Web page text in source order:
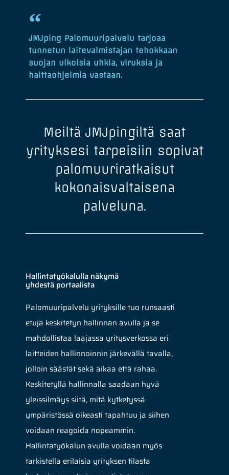
JMJping Palomuuripalvelu tarjoaa
tunnetun laitevalmistajan tehokkaan
suojan ulkoisia uhkia, viruksia ja
haittaohjelmia vastaan.
Meiltä JMJpingiltä saat
yrityksesi tarpeisiin sopivat
palomuuriratkaisut
kokonaisvaltaisena
palveluna.
Hallintatyökalulla näkymä
yhdestä portaalista
Palomuuripalvelu yrityksille tuo runsaasti
etuja keskitetyn hallinnan avulla ja se
mahdollistaa laajassa yritysverkossa eri
laitteiden hallinnoinnin järkevällä tavalla,
jolloin säästät sekä aikaa että rahaa.
Keskitetyllä hallinnalla saadaan hyvä
yleissilmäys siitä, mitä kytketyssä
ympäristössä oikeasti tapahtuu ja siihen
voidaan reagoida nopeammin.
Hallintatyökalun avulla voidaan myös
tarkistella erilaisia yrityksen tilasta